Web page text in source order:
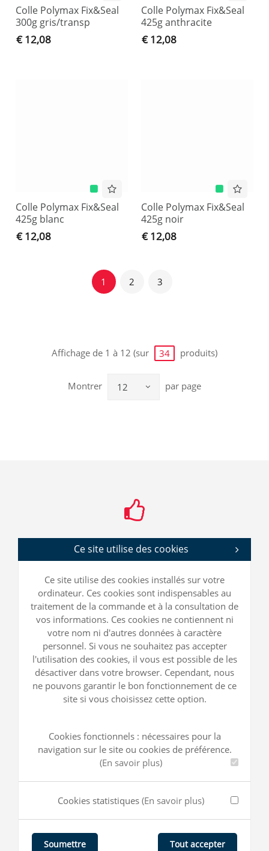
Colle Polymax Fix&Seal
300g gris/transp
€ 12,08
Colle Polymax Fix&Seal
425g anthracite
€ 12,08
Colle Polymax Fix&Seal
425g blanc
€ 12,08
Colle Polymax Fix&Seal
425g noir
€ 12,08
1 2 3
Affichage de 1 à 12 (sur 34 produits)
Montrer 12 par page
Ce site utilise des cookies
Ce site utilise des cookies installés sur votre
ordinateur. Ces cookies sont indispensables au
traitement de la commande et à la consultation de
vos informations. Ces cookies ne contiennent ni
votre nom ni d'autres données à caractère
personnel. Si vous ne souhaitez pas accepter
l'utilisation des cookies, il vous est possible de les
désactiver dans votre browser. Cependant, nous
ne pouvons garantir le bon fonctionnement de ce
site si vous choisissez cette option.
Cookies fonctionnels : nécessaires pour la
navigation sur le site ou cookies de préférence.
(En savoir plus)
Cookies statistiques (En savoir plus)
Soumettre Tout accepter